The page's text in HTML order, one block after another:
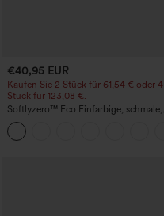
€40,95 EUR
Kaufen Sie 2 Stück für 61,54 € oder 4
Stück für 123,08 €.
Softlyzero™ Eco Einfarbige, schmale,
hoch taillierte Wanderhose mit
mehreren Taschen